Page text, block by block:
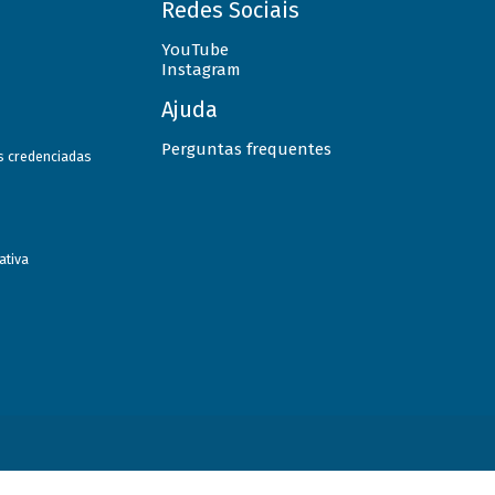
credenciadas
Redes Sociais
YouTube
Instagram
Ajuda
Perguntas frequentes